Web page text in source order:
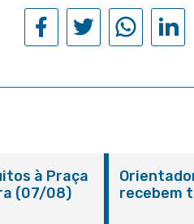
à Praça
(07/08)
recebem